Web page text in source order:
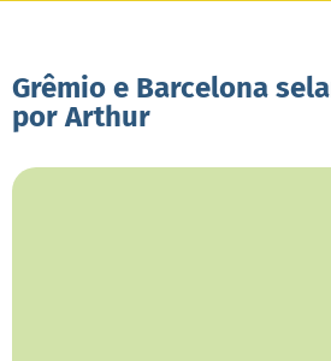
Grêmio e Barcelona
por Arthur